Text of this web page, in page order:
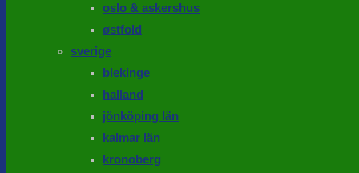
oslo & askershus
østfold
sverige
blekinge
halland
jönköping län
kalmar län
kronoberg